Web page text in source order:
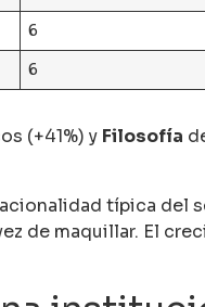
6
6
(+41%) y Filosofía
típica del
de maquillar. El